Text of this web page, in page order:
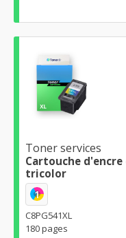
Toner services
Cartouche d'encre
tricolor
1
C8PG541XL
180 pages